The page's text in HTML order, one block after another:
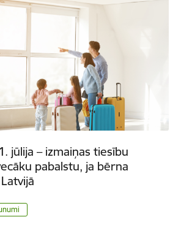
jūlija – izmaiņas tiesību
pabalstu, ja bērna